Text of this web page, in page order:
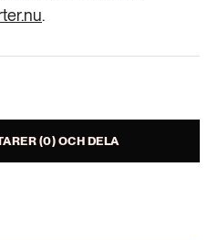
.
(0) OCH DELA